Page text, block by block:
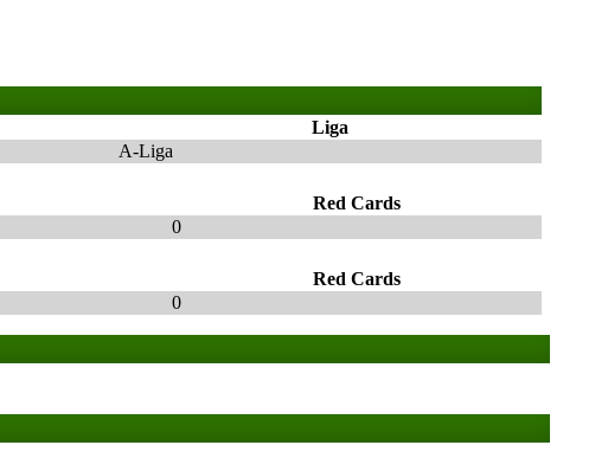
Liga
A-Liga
Red Cards
0
Red Cards
0